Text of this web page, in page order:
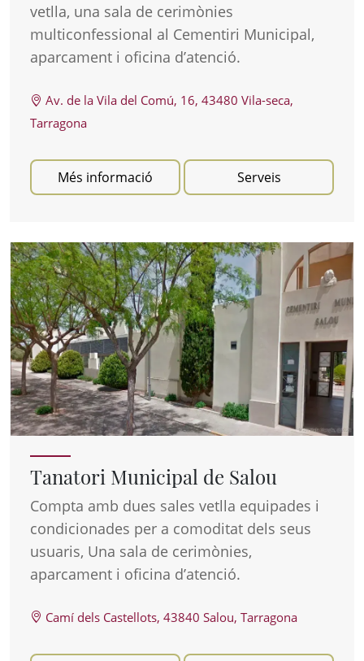
vetlla, una sala de cerimònies
multiconfessional al Cementiri Municipal,
aparcament i oficina d’atenció.
Av. de la Vila del Comú, 16, 43480 Vila-seca,
Tarragona
Més informació Serveis
Tanatori Municipal de Salou
Compta amb dues sales vetlla equipades i
condicionades per a comoditat dels seus
usuaris, Una sala de cerimònies,
aparcament i oficina d’atenció.
Camí dels Castellots, 43840 Salou, Tarragona